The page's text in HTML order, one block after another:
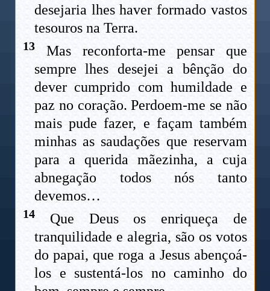
desejaria lhes haver formado vastos
tesouros na Terra.
13 Mas reconforta-me pensar que
sempre lhes desejei a bênção do
dever cumprido com humildade e
paz no coração. Perdoem-me se não
mais pude fazer, e façam também
minhas as saudações que reservam
para a querida mãezinha, a cuja
abnegação todos nós tanto
devemos…
14 Que Deus os enriqueça de
tranquilidade e alegria, são os votos
do papai, que roga a Jesus abençoá-
los e sustentá-los no caminho do